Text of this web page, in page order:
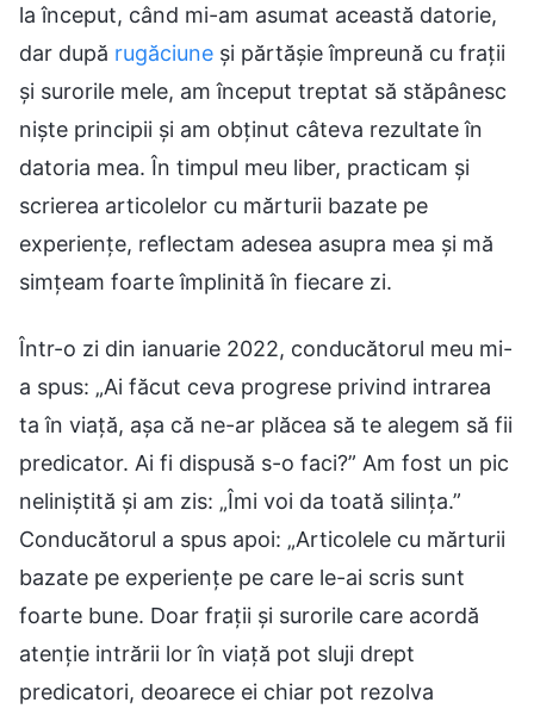
la început, când mi-am asumat această datorie,
dar după rugăciune și părtășie împreună cu frații
și surorile mele, am început treptat să stăpânesc
niște principii și am obținut câteva rezultate în
datoria mea. În timpul meu liber, practicam și
scrierea articolelor cu mărturii bazate pe
experiențe, reflectam adesea asupra mea și mă
simțeam foarte împlinită în fiecare zi.
Într-o zi din ianuarie 2022, conducătorul meu mi-
a spus: „Ai făcut ceva progrese privind intrarea
ta în viață, așa că ne-ar plăcea să te alegem să fii
predicator. Ai fi dispusă s-o faci?” Am fost un pic
neliniștită și am zis: „Îmi voi da toată silința.”
Conducătorul a spus apoi: „Articolele cu mărturii
bazate pe experiențe pe care le-ai scris sunt
foarte bune. Doar frații și surorile care acordă
atenție intrării lor în viață pot sluji drept
predicatori, deoarece ei chiar pot rezolva